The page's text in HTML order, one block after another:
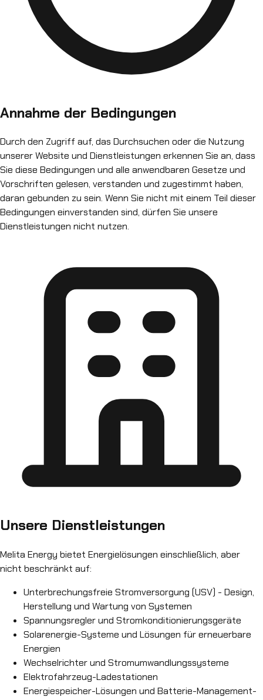
Annahme der Bedingungen
Durch den Zugriff auf, das Durchsuchen oder die Nutzung
unserer Website und Dienstleistungen erkennen Sie an, dass
Sie diese Bedingungen und alle anwendbaren Gesetze und
Vorschriften gelesen, verstanden und zugestimmt haben,
daran gebunden zu sein. Wenn Sie nicht mit einem Teil dieser
Bedingungen einverstanden sind, dürfen Sie unsere
Dienstleistungen nicht nutzen.
Unsere Dienstleistungen
Melita Energy bietet Energielösungen einschließlich, aber
nicht beschränkt auf:
Unterbrechungsfreie Stromversorgung (USV) - Design,
Herstellung und Wartung von Systemen
Spannungsregler und Stromkonditionierungsgeräte
Solarenergie-Systeme und Lösungen für erneuerbare
Energien
Wechselrichter und Stromumwandlungssysteme
Elektrofahrzeug-Ladestationen
Energiespeicher-Lösungen und Batterie-Management-